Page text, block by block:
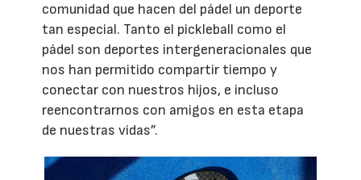
comunidad que hacen del pádel un deporte
tan especial. Tanto el pickleball como el
pádel son deportes intergeneracionales que
nos han permitido compartir tiempo y
conectar con nuestros hijos, e incluso
reencontrarnos con amigos en esta etapa
de nuestras vidas”.